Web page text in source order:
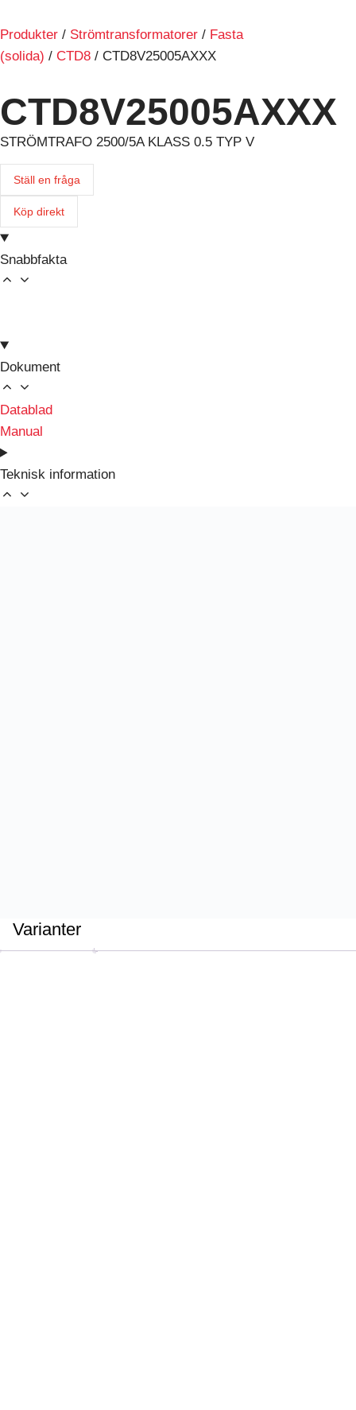
Produkter / Strömtransformatorer / Fasta
(solida) / CTD8 / CTD8V25005AXXX
CTD8V25005AXXX
STRÖMTRAFO 2500/5A KLASS 0.5 TYP V
Ställ en fråga
Köp direkt
Snabbfakta
Dokument
Datablad
Manual
Teknisk information
Varianter